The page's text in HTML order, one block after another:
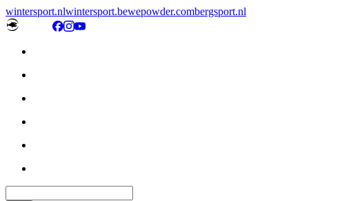
wintersport.nlwintersport.bewepowder.combergsport.nl